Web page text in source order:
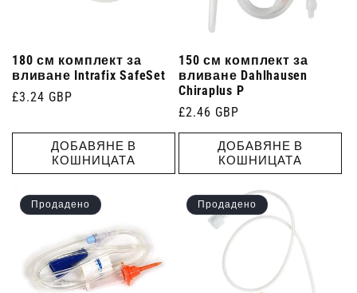
180 см комплект за
вливане Intrafix SafeSet
Редовна
£3.24 GBP
ДОБАВЯНЕ В
КОШНИЦАТА
150 см комплект за
вливане Dahlhausen
Chiraplus P
Редовна
цена
£2.46 GBP
ДОБАВЯНЕ В
КОШНИЦАТА
Продадено Продадено